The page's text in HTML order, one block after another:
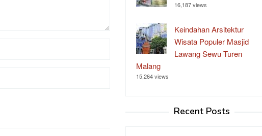
16,187 views
Keindahan Arsitektur
Wisata Populer Masjid
Lawang Sewu Turen
Malang
15,264 views
Recent Posts